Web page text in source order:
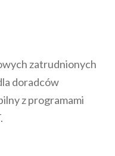
zatrudnionych
doradców
z programami